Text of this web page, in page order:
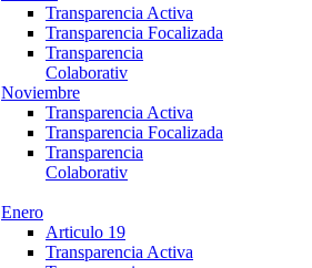
Transparencia Activa
Transparencia Focalizada
Transparencia
Colaborativ
Noviembre
Transparencia Activa
Transparencia Focalizada
Transparencia
Colaborativ
Enero
Articulo 19
Transparencia Activa